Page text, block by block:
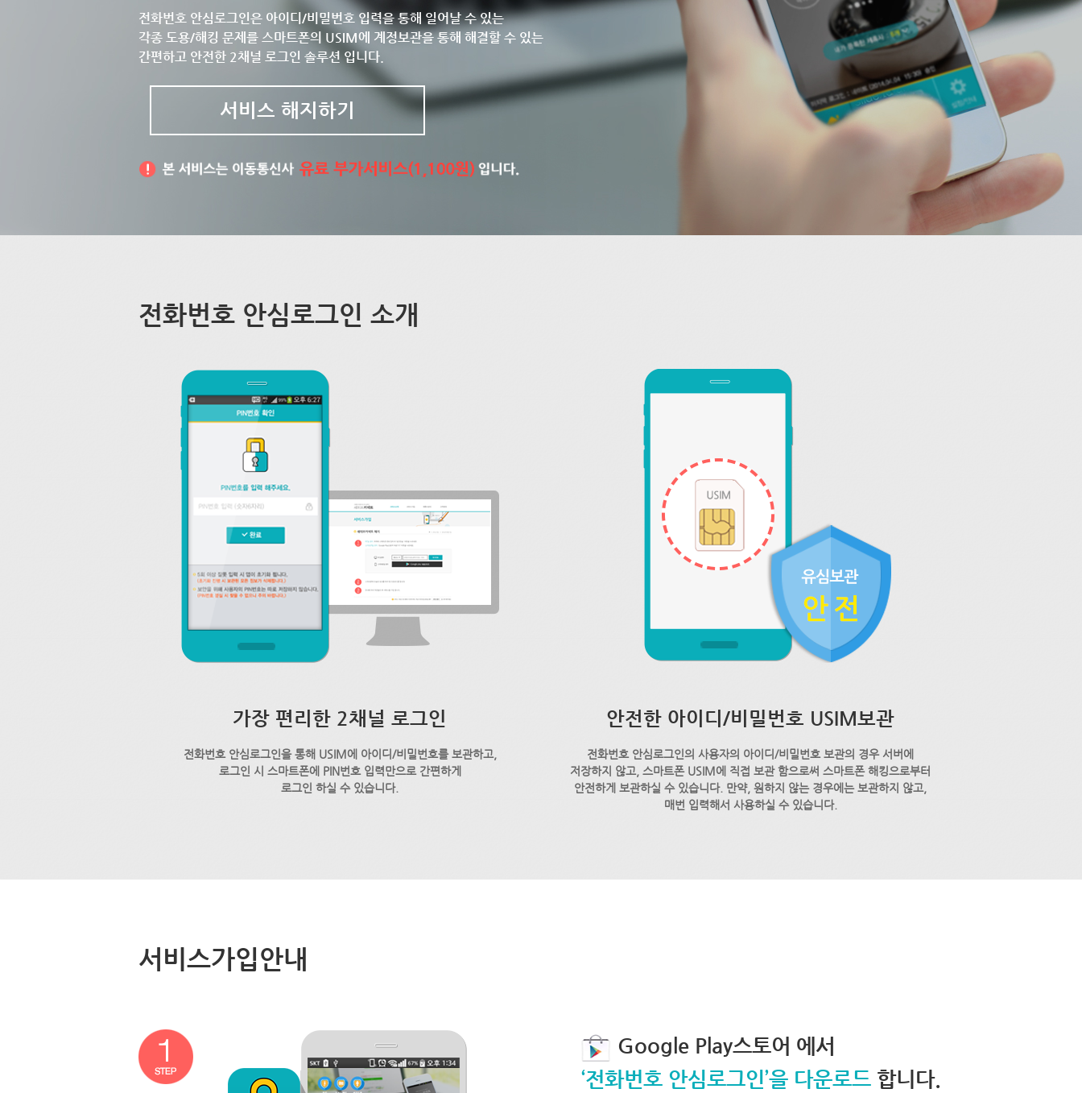
전화번호 안심로그인은 아이디/비밀번호 입력을 통해 일어날 수 있는
각종 도용/해킹 문제를 스마트폰의 USIM에 계정보관을 통해 해결할 수 있는
간편하고 안전한 2채널 로그인 솔루션 입니다.
서비스 해지하기
전화번호 안심로그인 소개
가장 편리한 2채널 로그인
전화번호 안심로그인을 통해 USIM에 아이디/비밀번호를 보관하고,
로그인 시 스마트폰에 PIN번호 입력만으로 간편하게
로그인 하실 수 있습니다.
안전한 아이디/비밀번호 USIM보관
전화번호 안심로그인의 사용자의 아이디/비밀번호 보관의 경우 서버에
저장하지 않고, 스마트폰 USIM에 직접 보관 함으로써 스마트폰 해킹으로부터
안전하게 보관하실 수 있습니다. 만약, 원하지 않는 경우에는 보관하지 않고,
매번 입력해서 사용하실 수 있습니다.
서비스가입안내
Google Play스토어 에서
‘전화번호 안심로그인’을 다운로드 합니다.